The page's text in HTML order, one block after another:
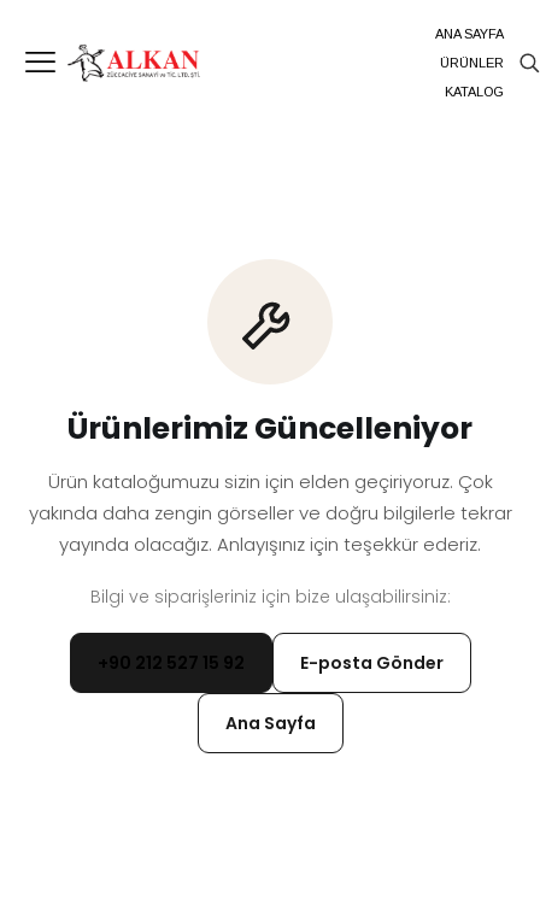
ANA SAYFA
ÜRÜNLER
KATALOG
Ürünlerimiz Güncelleniyor
Ürün kataloğumuzu sizin için elden geçiriyoruz. Çok
yakında daha zengin görseller ve doğru bilgilerle tekrar
yayında olacağız. Anlayışınız için teşekkür ederiz.
Bilgi ve siparişleriniz için bize ulaşabilirsiniz:
+90 212 527 15 92 E-posta Gönder
Ana Sayfa